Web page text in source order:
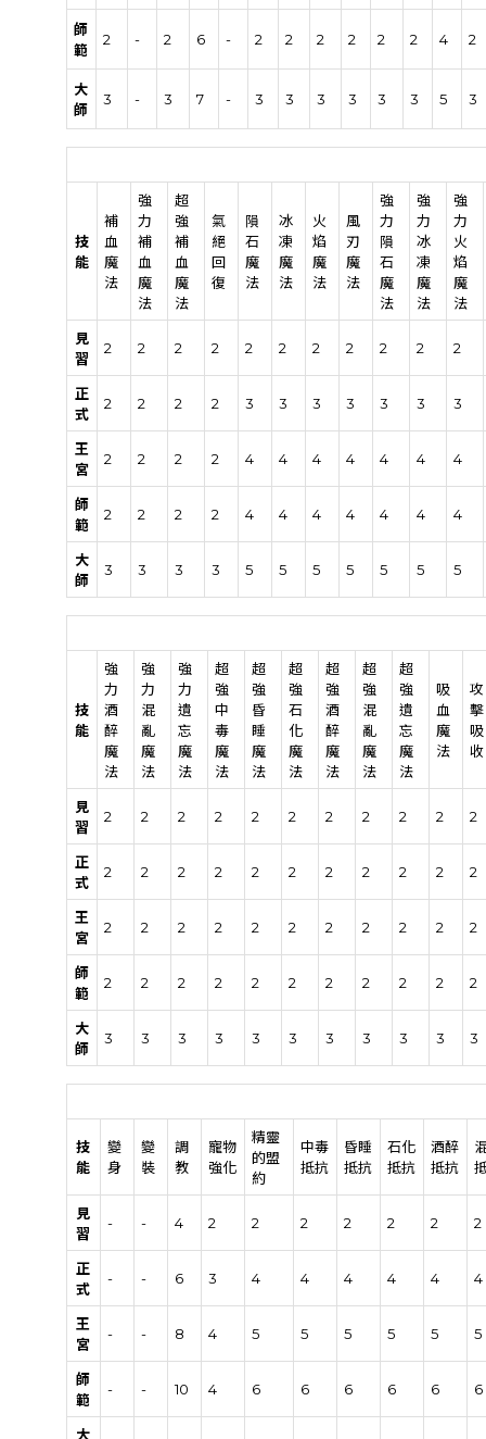
師
範
2 - 2 6 - 2 2 2 2 2 2 4 2
大
師
3 - 3 7 - 3 3 3 3 3 3 5 3
技
能
補
血
魔
法
強
力
補
血
魔
法
超
強
補
血
魔
法
氣
絕
回
復
隕
石
魔
法
冰
凍
魔
法
火
焰
魔
法
風
刃
魔
法
強
力
隕
石
魔
法
強
力
冰
凍
魔
法
強
力
火
焰
魔
法
見
習
2 2 2 2 2 2 2 2 2 2 2
正
式
2 2 2 2 3 3 3 3 3 3 3
王
宮
2 2 2 2 4 4 4 4 4 4 4
師
範
2 2 2 2 4 4 4 4 4 4 4
大
師
3 3 3 3 5 5 5 5 5 5 5
技
能
強
力
酒
醉
魔
法
強
力
混
亂
魔
法
強
力
遺
忘
魔
法
超
強
中
毒
魔
法
超
強
昏
睡
魔
法
超
強
石
化
魔
法
超
強
酒
醉
魔
法
超
強
混
亂
魔
法
超
強
遺
忘
魔
法
吸
血
魔
法
攻
擊
吸
收
見
習
2 2 2 2 2 2 2 2 2 2 2
正
式
2 2 2 2 2 2 2 2 2 2 2
王
宮
2 2 2 2 2 2 2 2 2 2 2
師
範
2 2 2 2 2 2 2 2 2 2 2
大
師
3 3 3 3 3 3 3 3 3 3 3
技
能
變
身
變
裝
調
教
寵物
強化
精靈
的盟
約
中毒
抵抗
昏睡
抵抗
石化
抵抗
酒醉
抵抗
見
習
- - 4 2 2 2 2 2 2 2
正
式
- - 6 3 4 4 4 4 4 4
王
宮
- - 8 4 5 5 5 5 5 5
師
範
- - 10 4 6 6 6 6 6 6
大